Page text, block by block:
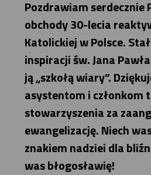
Pozdrawiam serdecznie
obchody 30-lecia
Katolickiej w Polsce.
inspiracji św. Jana
ją „szkołą wiary”.
asystentom i członkom
stowarzyszenia za
ewangelizację. Niech
znakiem nadziei dla
was błogosławię!